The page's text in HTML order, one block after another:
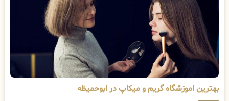
بهترین اموزشگاه گریم و میکاپ در ابوحمیظه